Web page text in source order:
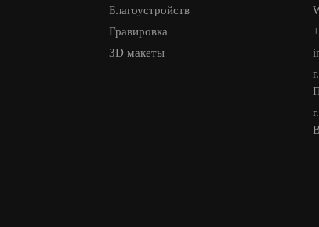
Благоустройств
Гравировка
3D макеты